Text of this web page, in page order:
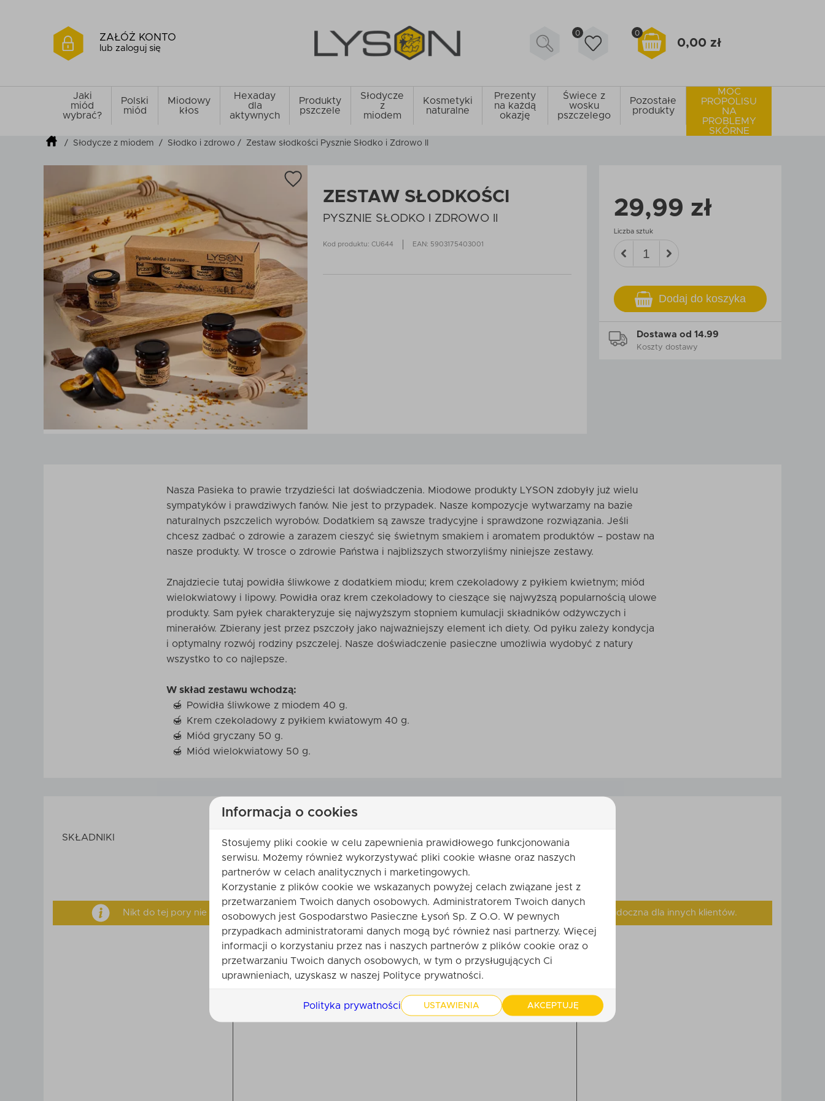
ZAŁÓŻ KONTO
lub zaloguj się
0 0
0,00 zł
Jaki
miód
wybrać?
Polski
miód
Miodowy
kłos
Hexaday
dla
aktywnych
Produkty
pszczele
Słodycze
z
miodem
Kosmetyki
naturalne
Prezenty
na każdą
okazję
Świece z
wosku
pszczelego
Pozostałe
produkty
MOC
PROPOLISU
NA
PROBLEMY
SKÓRNE
/ Słodycze z miodem / Słodko i zdrowo / Zestaw słodkości Pysznie Słodko i Zdrowo II
ZESTAW SŁODKOŚCI
PYSZNIE SŁODKO I ZDROWO II
Kod produktu: CU644 EAN: 5903175403001
29,99 zł
Liczba sztuk
Dodaj do koszyka
Dostawa od 14.99
Koszty dostawy
Nasza Pasieka to prawie trzydzieści lat doświadczenia. Miodowe produkty LYSON zdobyły już wielu
sympatyków i prawdziwych fanów. Nie jest to przypadek. Nasze kompozycje wytwarzamy na bazie
naturalnych pszczelich wyrobów. Dodatkiem są zawsze tradycyjne i sprawdzone rozwiązania. Jeśli
chcesz zadbać o zdrowie a zarazem cieszyć się świetnym smakiem i aromatem produktów – postaw na
nasze produkty. W trosce o zdrowie Państwa i najbliższych stworzyliśmy niniejsze zestawy.
Znajdziecie tutaj powidła śliwkowe z dodatkiem miodu; krem czekoladowy z pyłkiem kwietnym; miód
wielokwiatowy i lipowy. Powidła oraz krem czekoladowy to cieszące się najwyższą popularnością ulowe
produkty. Sam pyłek charakteryzuje się najwyższym stopniem kumulacji składników odżywczych i
minerałów. Zbierany jest przez pszczoły jako najważniejszy element ich diety. Od pyłku zależy kondycja
i optymalny rozwój rodziny pszczelej. Nasze doświadczenie pasieczne umożliwia wydobyć z natury
wszystko to co najlepsze.
W skład zestawu wchodzą:
Powidła śliwkowe z miodem 40 g.
Krem czekoladowy z pyłkiem kwiatowym 40 g.
Miód gryczany 50 g.
Miód wielokwiatowy 50 g.
SKŁADNIKI
Nikt do tej pory nie ocenił tego produktu. Bądź pierwszy. Po zatwierdzeniu przez obsługę sklepu, będzie ona widoczna dla innych klientów.
Twoje imię
Twoja ocena:
Informacja o cookies
Stosujemy pliki cookie w celu zapewnienia prawidłowego funkcjonowania
serwisu. Możemy również wykorzystywać pliki cookie własne oraz naszych
partnerów w celach analitycznych i marketingowych.
Korzystanie z plików cookie we wskazanych powyżej celach związane jest z
przetwarzaniem Twoich danych osobowych. Administratorem Twoich danych
osobowych jest Gospodarstwo Pasieczne Łysoń Sp. Z O.O. W pewnych
przypadkach administratorami danych mogą być również nasi partnerzy. Więcej
informacji o korzystaniu przez nas i naszych partnerów z plików cookie oraz o
przetwarzaniu Twoich danych osobowych, w tym o przysługujących Ci
uprawnieniach, uzyskasz w naszej Polityce prywatności.
Polityka prywatności USTAWIENIA AKCEPTUJĘ